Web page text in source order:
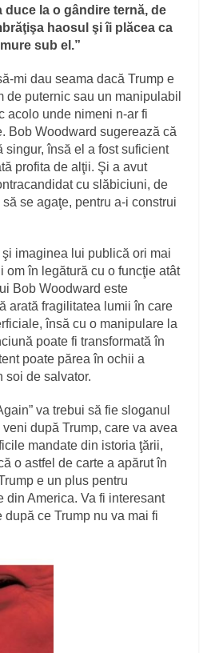
la o gândire ternă, de
haosul şi îi plăcea ca
sub el.”
mi dau seama dacă Trump e
de puternic sau un manipulabil
acolo unde nimeni n-ar fi
Bob Woodward sugerează că
singur, însă el a fost suficient
profita de alţii. Şi a avut
cu slăbiciuni, de
se agaţe, pentru a-i construi
şi imaginea lui publică ori mai
om în legătură cu o funcţie atât
Bob Woodward este
arată fragilitatea lumii în care
însă cu o manipulare la
poate fi transformată în
poate părea în ochii a
soi de salvator.
va trebui să fie sloganul
după Trump, care va avea
mandate din istoria ţării,
o astfel de carte a apărut în
e un plus pentru
din America. Va fi interesant
ce Trump nu va mai fi